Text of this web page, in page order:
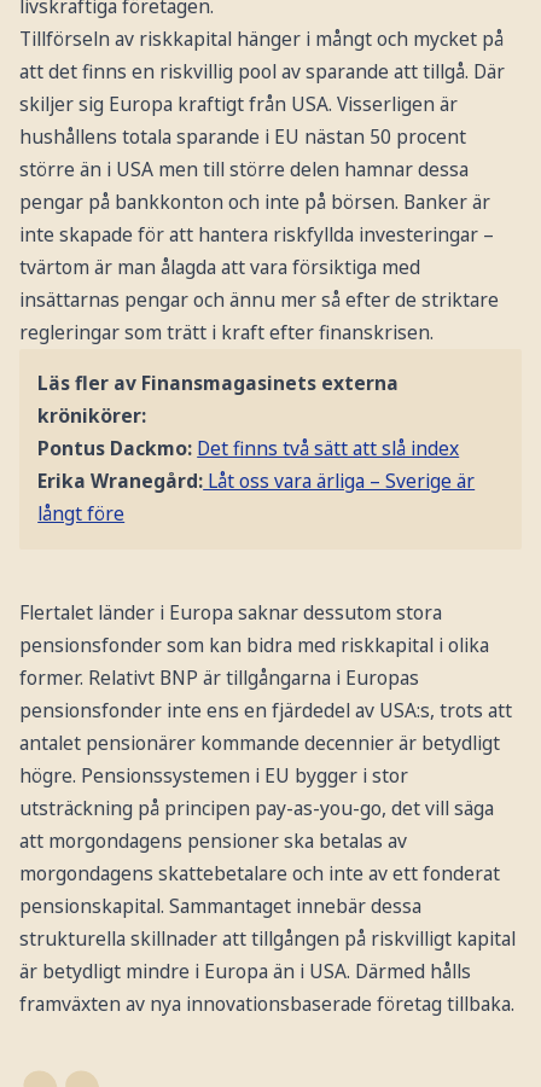
livskraftiga företagen.
Tillförseln av riskkapital hänger i mångt och mycket på
att det finns en riskvillig pool av sparande att tillgå. Där
skiljer sig Europa kraftigt från USA. Visserligen är
hushållens totala sparande i EU nästan 50 procent
större än i USA men till större delen hamnar dessa
pengar på bankkonton och inte på börsen. Banker är
inte skapade för att hantera riskfyllda investeringar –
tvärtom är man ålagda att vara försiktiga med
insättarnas pengar och ännu mer så efter de striktare
regleringar som trätt i kraft efter finanskrisen.
Läs fler av Finansmagasinets externa
krönikörer:
Pontus Dackmo: Det finns två sätt att slå index
Erika Wranegård: Låt oss vara ärliga – Sverige är
långt före
Flertalet länder i Europa saknar dessutom stora
pensionsfonder som kan bidra med riskkapital i olika
former. Relativt BNP är tillgångarna i Europas
pensionsfonder inte ens en fjärdedel av USA:s, trots att
antalet pensionärer kommande decennier är betydligt
högre. Pensionssystemen i EU bygger i stor
utsträckning på principen pay-as-you-go, det vill säga
att morgondagens pensioner ska betalas av
morgondagens skattebetalare och inte av ett fonderat
pensionskapital. Sammantaget innebär dessa
strukturella skillnader att tillgången på riskvilligt kapital
är betydligt mindre i Europa än i USA. Därmed hålls
framväxten av nya innovationsbaserade företag tillbaka.